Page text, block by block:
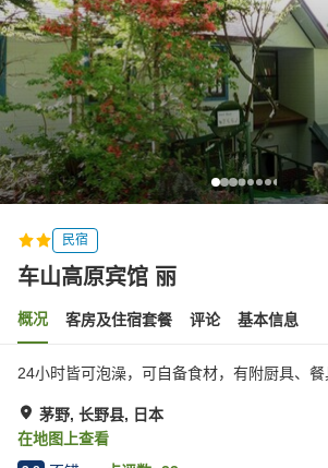
民宿
车山高原宾馆 丽
概况 客房及住宿套餐 评论 基本信息
24小时皆可泡澡，可自备食材，有附厨具、餐
茅野, 长野县, 日本
在地图上查看